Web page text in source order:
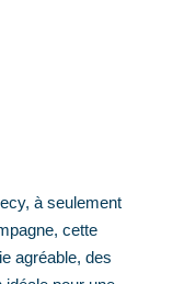
à seulement
cette
agréable, des